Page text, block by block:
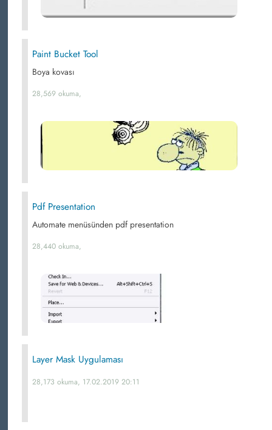
Paint Bucket Tool
Boya kovası
28,569 okuma,
Pdf Presentation
Automate menüsünden pdf presentation
28,440 okuma,
Layer Mask Uygulaması
28,173 okuma, 17.02.2019 20:11